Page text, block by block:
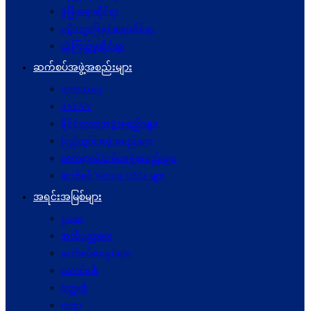
ဖွံဖြိုးရေးဆိုင်ရာ
ပဋိပက္ခ‌ဖြေရှင်းရေးဆိုင်ရာ
ယုံကြည်မှုဆိုင်ရာ
ဆက်စပ်အဖွဲ့အစည်းများ
ကုလသမဂ္ဂ
ASEAN
နိုင်ငံတကာအဖွဲ့အစည်းများ
ပြည်တွင်းအဖွဲ့အစည်းများ
စေတနာ့ဝန်ထမ်းအဖွဲ့အစည်းများ
ဆက်စပ် Website URLs များ
အရင်းအမြစ်များ
ဥပဒေ
အသိပညာပေး
ဆက်စပ်စာအုပ်များ
ဆောင်းပါး
ဝတ္ထုတို
ကဗျာ